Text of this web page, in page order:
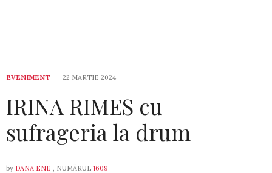
EVENIMENT 22 MARTIE 2024
IRINA RIMES cu
sufrageria la drum
by DANA ENE , NUMĂRUL 1609